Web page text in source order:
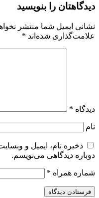
دیدگاهتان را بنویسید
نشانی ایمیل شما منتشر
علامت‌گذاری شده‌اند *
دیدگاه *
نام
ذخیره نام، ایمیل و
دوباره دیدگاهی می‌نویسم.
شماره همراه *